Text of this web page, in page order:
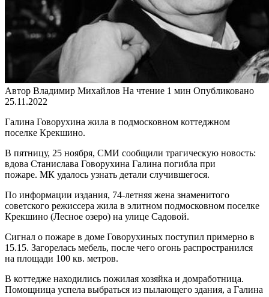
Автор Владимир Михайлов На чтение 1 мин Опубликовано
25.11.2022
Галина Говорухина жила в подмосковном коттеджном
поселке Крекшино.
В пятницу, 25 ноября, СМИ сообщили трагическую новость:
вдова Станислава Говорухина Галина погибла при
пожаре. МК удалось узнать детали случившегося.
По информации издания, 74-летняя жена знаменитого
советского режиссера жила в элитном подмосковном поселке
Крекшино (Лесное озеро) на улице Садовой.
Сигнал о пожаре в доме Говорухиных поступил примерно в
15.15. Загорелась мебель, после чего огонь распространился
на площади 100 кв. метров.
В коттедже находились пожилая хозяйка и домработница.
Помощница успела выбраться из пылающего здания, а Галина